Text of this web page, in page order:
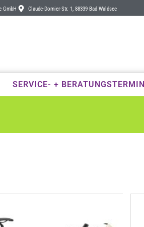
GmbH Claude-Dornier-Str. 1, 88339 Bad Waldsee
SERVICE- +